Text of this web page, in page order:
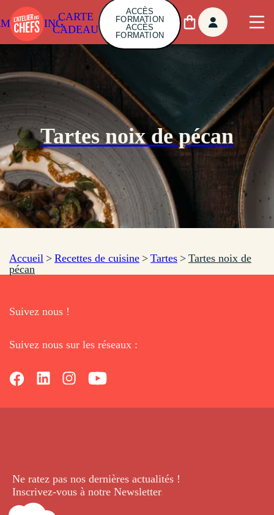
CARTE
CADEAU
ACCÈS
FORMATION
ACCÈS
FORMATION
Tartes noix de pécan
Accueil > Recettes de cuisine > Tartes > Tartes noix de
pécan
Suivez nous !
Suivez nous sur les réseaux :
Ne ratez pas nos dernières actualités !
Inscrivez-vous à notre Newsletter.